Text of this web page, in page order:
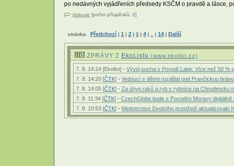
po nedávných vyjádřeních předsedy KSČM o pravdě a lásce,
diskuse [počet příspěvků: 2]
stránka Předchozí | 1 | 2 | 3 | 4 | .. | 14 | Další
ZPRÁVY Z EkoListu (www.ekolist.cz)
7. 8. 14:24 [Ekolist] - Vývoj sucha v Povodí Labe: Více než 50 %
7. 8. 14:20 [ČTK] - Vedoucí s dětmi rozdělal pod Pravčickou
7. 8. 14:05 [ČTK] - Za úhyn raků a ryb v rybníce na Chrudimsku
7. 8. 11:34 [ČTK] - CzechGlobe bude s Povodím Moravy
7. 8. 10:53 [ČTK] - Ministerstvo životního prostředí aktualizovalo